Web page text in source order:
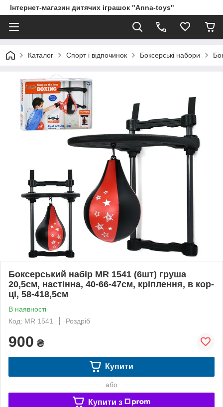
Інтернет-магазин дитячих іграшок "Anna-toys"
Каталог Спорт і відпочинок Боксерські набори
Боксерський набір MR 1541 (6шт) груша
20,5см, настінна, 40-66-47см, кріплення, в кор-
ці, 58-418,5см
В наявності
Код: MR 1541
Роздріб
900 ₴
Купити
або
Купити з